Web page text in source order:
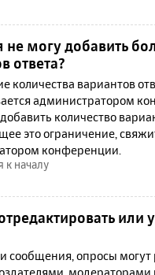
не могу добавить
ответа?
количества вариантов
администратором
количество
это ограничение,
конференции.
к началу
или
сообщения, опросы могут
модераторами